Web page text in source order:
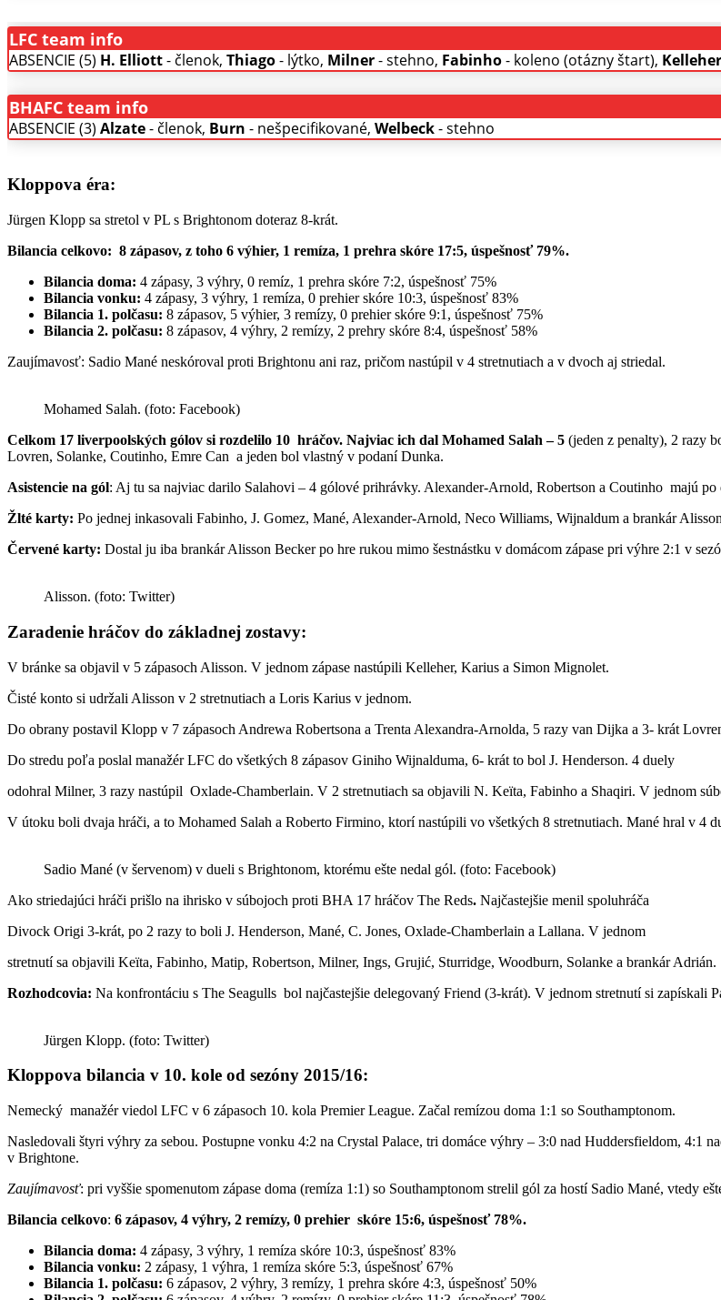
LFC team info
ABSENCIE (5) H. Elliott- členok, Thiago- lýtko, Milner- stehno, Fabinho- koleno (otázny štart), Kelleher
BHAFC team info
ABSENCIE (3) Alzate- členok, Burn - nešpecifikované, Welbeck- stehno
Kloppova éra:
Jürgen Klopp sa stretol v PL s Brightonom doteraz 8-krát.
Bilancia celkovo: 8 zápasov, z toho 6 výhier, 1 remíza, 1 prehra skóre 17:5, úspešnosť 79%.
Bilancia doma: 4 zápasy, 3 výhry, 0 remíz, 1 prehra skóre 7:2, úspešnosť 75%
Bilancia vonku: 4 zápasy, 3 výhry, 1 remíza, 0 prehier skóre 10:3, úspešnosť 83%
Bilancia 1. polčasu: 8 zápasov, 5 výhier, 3 remízy, 0 prehier skóre 9:1, úspešnosť 75%
Bilancia 2. polčasu: 8 zápasov, 4 výhry, 2 remízy, 2 prehry skóre 8:4, úspešnosť 58%
Zaujímavosť: Sadio Mané neskóroval proti Brightonu ani raz, pričom nastúpil v 4 stretnutiach a v dvoch aj striedal.
Mohamed Salah. (foto: Facebook)
Celkom 17 liverpoolských gólov si rozdelilo 10 hráčov. Najviac ich dal Mohamed Salah – 5 (jeden z penalty), 2 razy
Lovren, Solanke, Coutinho, Emre Can a jeden bol vlastný v podaní Dunka.
Asistencie na gól: Aj tu sa najviac darilo Salahovi – 4 gólové prihrávky. Alexander-Arnold, Robertson a Coutinho majú
Žlté karty: Po jednej inkasovali Fabinho, J. Gomez, Mané, Alexander-Arnold, Neco Williams, Wijnaldum a brankár
Červené karty: Dostal ju iba brankár Alisson Becker po hre rukou mimo šestnástku v domácom zápase pri výhre 2:1 v
Alisson. (foto: Twitter)
Zaradenie hráčov do základnej zostavy:
V bránke sa objavil v 5 zápasoch Alisson. V jednom zápase nastúpili Kelleher, Karius a Simon Mignolet.
Čisté konto si udržali Alisson v 2 stretnutiach a Loris Karius v jednom.
Do obrany postavil Klopp v 7 zápasoch Andrewa Robertsona a Trenta Alexandra-Arnolda, 5 razy van Dijka a 3- krát
Do stredu poľa poslal manažér LFC do všetkých 8 zápasov Giniho Wijnalduma, 6- krát to bol J. Henderson. 4 duely
odohral Milner, 3 razy nastúpil Oxlade-Chamberlain. V 2 stretnutiach sa objavili N. Keïta, Fabinho a Shaqiri. V jednom
V útoku boli dvaja hráči, a to Mohamed Salah a Roberto Firmino, ktorí nastúpili vo všetkých 8 stretnutiach. Mané hral v 4
Sadio Mané (v šervenom) v dueli s Brightonom, ktorému ešte nedal gól. (foto: Facebook)
Ako striedajúci hráči prišlo na ihrisko v súbojoch proti BHA 17 hráčov The Reds. Najčastejšie menil spoluhráča
Divock Origi 3-krát, po 2 razy to boli J. Henderson, Mané, C. Jones, Oxlade-Chamberlain a Lallana. V jednom
stretnutí sa objavili Keïta, Fabinho, Matip, Robertson, Milner, Ings, Grujić, Sturridge, Woodburn, Solanke a brankár Adrián.
Rozhodcovia: Na konfrontáciu s The Seagulls bol najčastejšie delegovaný Friend (3-krát). V jednom stretnutí si
Jürgen Klopp. (foto: Twitter)
Kloppova bilancia v 10. kole od sezóny 2015/16:
Nemecký manažér viedol LFC v 6 zápasoch 10. kola Premier League. Začal remízou doma 1:1 so Southamptonom.
Nasledovali štyri výhry za sebou. Postupne vonku 4:2 na Crystal Palace, tri domáce výhry – 3:0 nad Huddersfieldom, 4:1
v Brightone.
Zaujímavosť: pri vyššie spomenutom zápase doma (remíza 1:1) so Southamptonom strelil gól za hostí Sadio Mané, vtedy
Bilancia celkovo: 6 zápasov, 4 výhry, 2 remízy, 0 prehier skóre 15:6, úspešnosť 78%.
Bilancia doma: 4 zápasy, 3 výhry, 1 remíza skóre 10:3, úspešnosť 83%
Bilancia vonku: 2 zápasy, 1 výhra, 1 remíza skóre 5:3, úspešnosť 67%
Bilancia 1. polčasu: 6 zápasov, 2 výhry, 3 remízy, 1 prehra skóre 4:3, úspešnosť 50%